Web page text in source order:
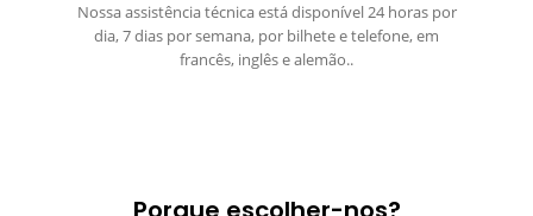
Nossa assistência técnica está disponível 24 horas por
dia, 7 dias por semana, por bilhete e telefone, em
francês, inglês e alemão..